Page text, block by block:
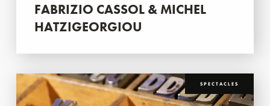
FABRIZIO CASSOL & MICHEL
HATZIGEORGIOU
SPECTACLES